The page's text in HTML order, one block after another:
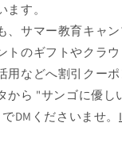
す。
、サマー教育キャ
トのギフトやクラ
用などへ割引クー
から "サンゴに優し
DMくださいませ。